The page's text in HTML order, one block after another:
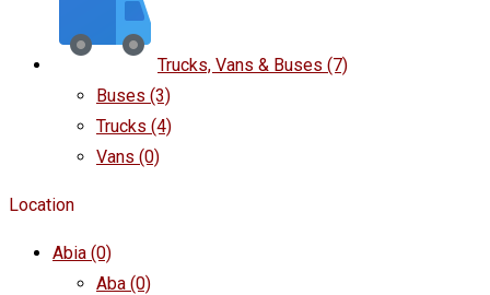
Trucks, Vans & Buses (7)
Buses (3)
Trucks (4)
Vans (0)
Location
Abia (0)
Aba (0)